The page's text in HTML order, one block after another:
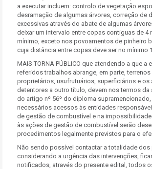
a executar incluem: controlo de vegetação
desramação de algumas árvores, correção de
excessivas através do abate de algumas
deixar um intervalo entre copas contiguas de 4
mínimo, exceto nos povoamentos de pinheiro
cuja distância entre copas deve ser no mínimo
MAIS TORNA PÚBLICO que atendendo a que a
referidos trabalhos abrange, em parte,
proprietários, usufrutuários, superficiários e os
detentores a outro título, devem nos termos da
do artigo nº 56º do diploma
necessários acessos às entidades
de gestão de combustível e na
às ações de gestão de combustível serão
procedimentos legalmente previstos para o
Não sendo possível contactar a totalidade dos
considerando a urgência das intervenções,
notificados, através do presente edital, todos